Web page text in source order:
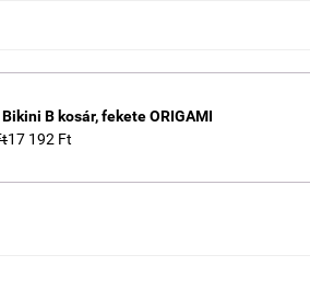
B kosár, fekete ORIGAMI
17 192 Ft